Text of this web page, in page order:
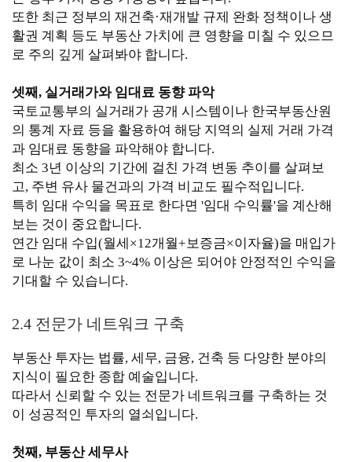
또한 최근 정부의 재건축·재개발 규제 완화 정책이나 생
활권 계획 등도 부동산 가치에 큰 영향을 미칠 수 있으므
로 주의 깊게 살펴봐야 합니다.
셋째, 실거래가와 임대료 동향 파악
국토교통부의 실거래가 공개 시스템이나 한국부동산원
의 통계 자료 등을 활용하여 해당 지역의 실제 거래 가격
과 임대료 동향을 파악해야 합니다.
최소 3년 이상의 기간에 걸친 가격 변동 추이를 살펴보
고, 주변 유사 물건과의 가격 비교도 필수적입니다.
특히 임대 수익을 목표로 한다면 '임대 수익률'을 계산해
보는 것이 중요합니다.
연간 임대 수입(월세×12개월+보증금×이자율)을 매입가
로 나눈 값이 최소 3~4% 이상은 되어야 안정적인 수익을
기대할 수 있습니다.
2.4 전문가 네트워크 구축
부동산 투자는 법률, 세무, 금융, 건축 등 다양한 분야의
지식이 필요한 종합 예술입니다.
따라서 신뢰할 수 있는 전문가 네트워크를 구축하는 것
이 성공적인 투자의 열쇠입니다.
첫째, 부동산 세무사